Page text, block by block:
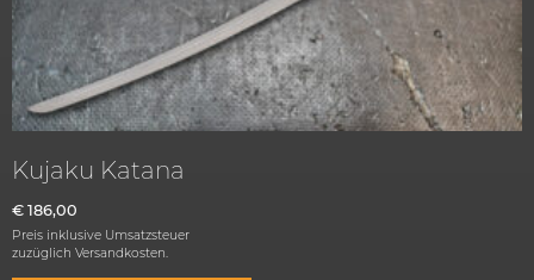
Kujaku Katana
€ 186,00
Preis inklusive Umsatzsteuer
zuzüglich Versandkosten.